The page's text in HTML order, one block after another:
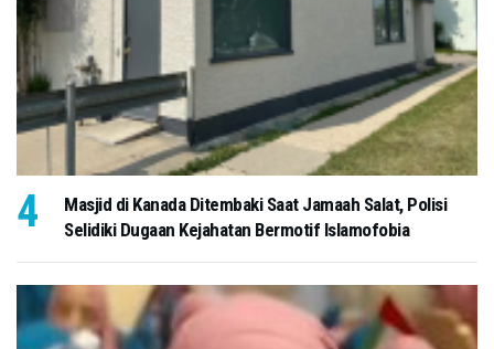
Masjid di Kanada Ditembaki Saat Jamaah Salat, Polisi
Selidiki Dugaan Kejahatan Bermotif Islamofobia